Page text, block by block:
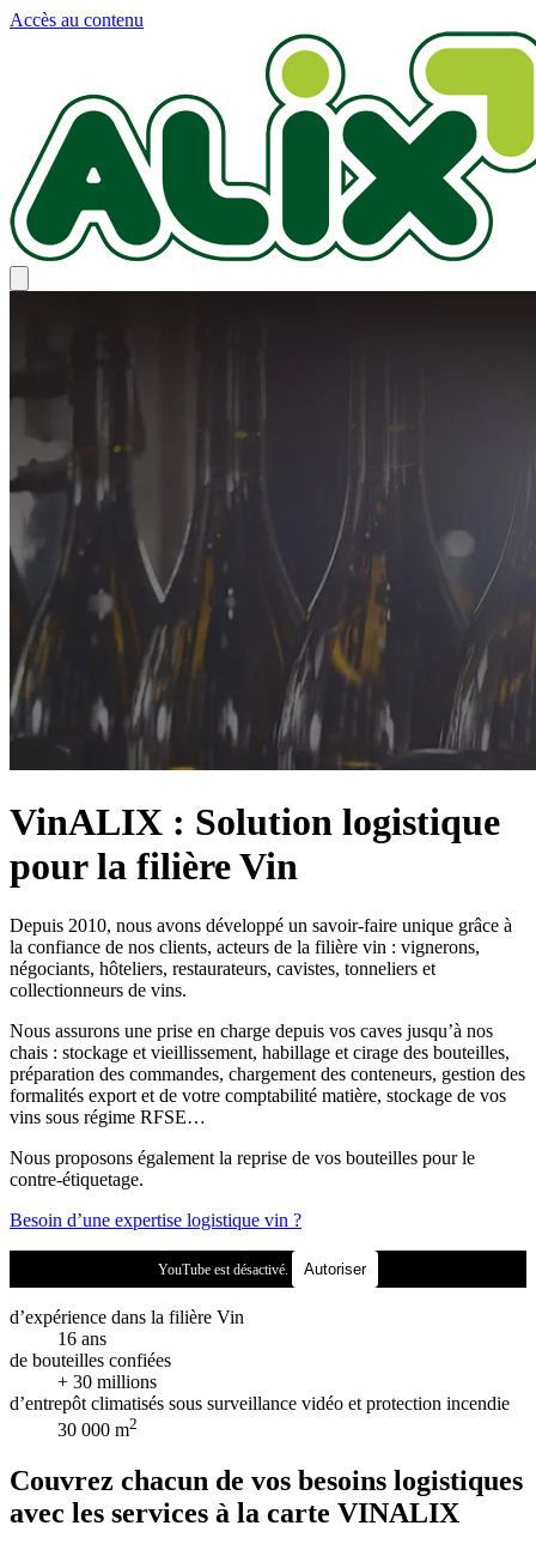
Accès au contenu
VinALIX : Solution logistique
pour la filière Vin
Depuis 2010, nous avons développé un savoir-faire unique grâce à
la confiance de nos clients, acteurs de la filière vin : vignerons,
négociants, hôteliers, restaurateurs, cavistes, tonneliers et
collectionneurs de vins.
Nous assurons une prise en charge depuis vos caves jusqu’à nos
chais : stockage et vieillissement, habillage et cirage des bouteilles,
préparation des commandes, chargement des conteneurs, gestion des
formalités export et de votre comptabilité matière, stockage de vos
vins sous régime RFSE…
Nous proposons également la reprise de vos bouteilles pour le
contre-étiquetage.
Besoin d’une expertise logistique vin ?
YouTube est désactivé. Autoriser
d’expérience dans la filière Vin
16 ans
de bouteilles confiées
+ 30 millions
d’entrepôt climatisés sous surveillance vidéo et protection incendie
30 000 m2
Couvrez chacun de vos besoins logistiques
avec les services à la carte VINALIX
Panneau de gestion des cookies